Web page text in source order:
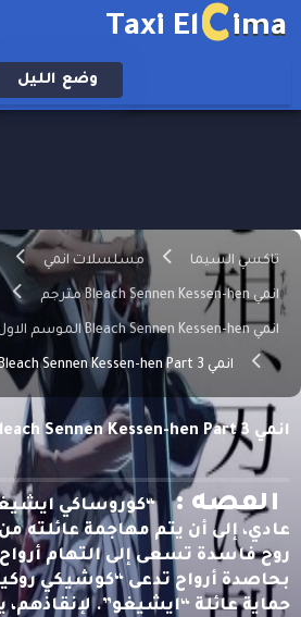
Taxi ElCima
وضع الليل
تاكسي السيما مسلسلات انمي
انمي Bleach Sennen Kessen-hen مترجم
انمي Bleach Sennen Kessen-hen الموسم الاول مترجم الجزء الثالث كامل
انمي Bleach Sennen Kessen-hen Part 3 الحلقة 10 مترجمة
انمي Bleach Sennen Kessen-hen Part 3 الحلقة 10 مترجمة
القصه :
“كوروساكي
عادي، إلى أن يتم مهاجمة عائلته
روح فاسدة تسعى إلى التهام
بحاصدة أرواح تدعى “كوشيكي
حماية عائلة “ايشيغو”.